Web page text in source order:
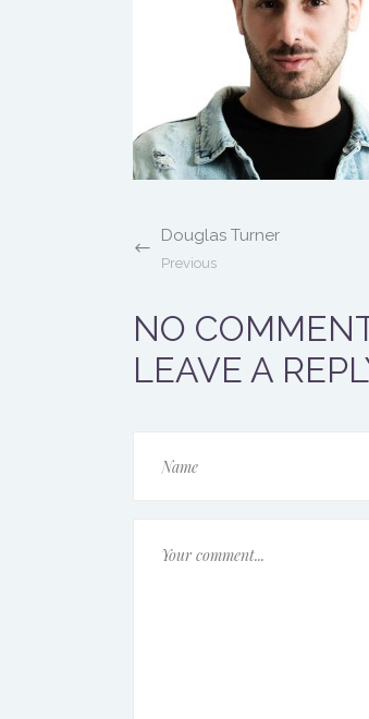
Douglas Turner
Previous
NO
LEAVE A